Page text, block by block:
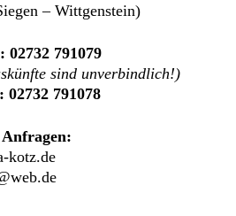
– Wittgenstein)
02732 791079
sind unverbindlich!)
02732 791078
kotz.de